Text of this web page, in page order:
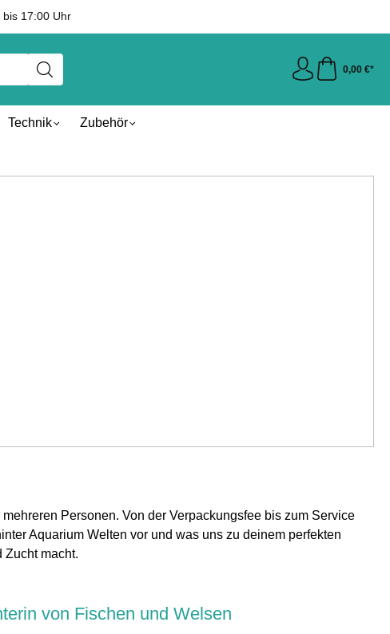
17:00 Uhr
0,00 €*
Technik Zubehör
Personen. Von der Verpackungsfee bis zum Service
Aquarium Welten vor und was uns zu deinem perfekten
Zucht macht.
von Fischen und Welsen